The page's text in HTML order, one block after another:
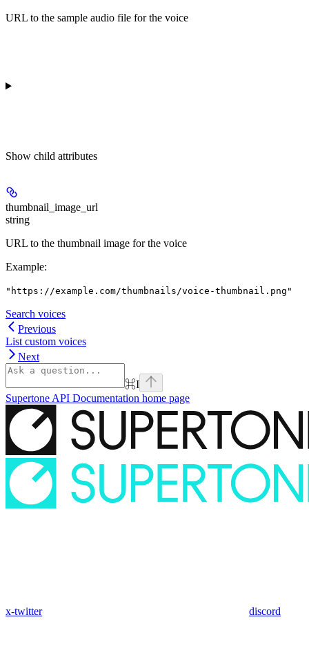
URL to the sample audio file for the voice
Show child attributes
thumbnail_image_url
string
URL to the thumbnail image for the voice
Example:
"https://example.com/thumbnails/voice-thumbnail.png"
Search voices
Previous
List custom voices
Next
⌘I
Supertone API Documentation home page
x-twitter discord